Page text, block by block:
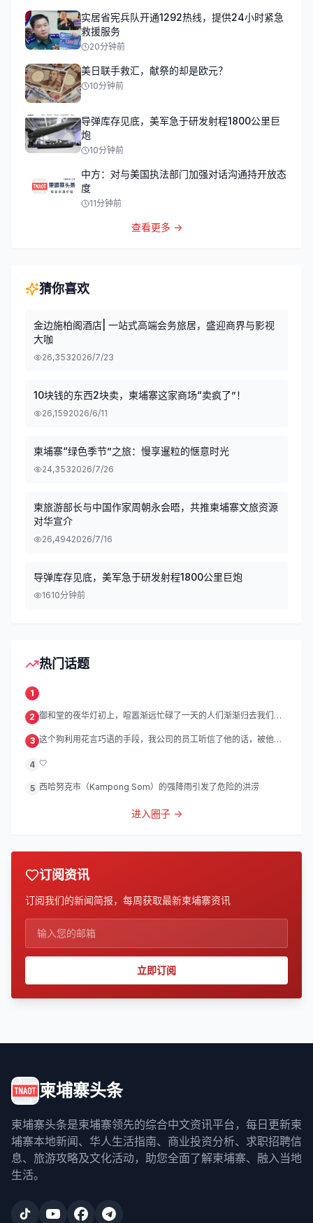
实居省宪兵队开通1292热线，提供24小时紧急
救援服务
20分钟前
美日联手救汇，献祭的却是欧元？
10分钟前
导弹库存见底，美军急于研发射程1800公里巨
炮
10分钟前
中方：对与美国执法部门加强对话沟通持开放态
度
11分钟前
查看更多 →
猜你喜欢
金边施柏阁酒店| 一站式高端会务旅居，盛迎商界与影视
大咖
26,3532026/7/23
10块钱的东西2块卖，柬埔寨这家商场“卖疯了”！
26,1592026/6/11
柬埔寨“绿色季节”之旅：慢享暹粒的惬意时光
24,3532026/7/26
柬旅游部长与中国作家周朝永会晤，共推柬埔寨文旅资源
对华宣介
26,4942026/7/16
导弹库存见底，美军急于研发射程1800公里巨炮
1610分钟前
热门话题
1
2 御和堂的夜华灯初上，喧嚣渐远忙碌了一天的人们渐渐归去我们的
3 这个狗利用花言巧语的手段，我公司的员工听信了他的话，被他带
4 🤍
5 西哈努克市（Kampong Som）的强降雨引发了危险的洪涝
进入圈子 →
订阅资讯
订阅我们的新闻简报，每周获取最新柬埔寨资讯
立即订阅
柬埔寨头条
柬埔寨头条是柬埔寨领先的综合中文资讯平台，每日更新柬
埔寨本地新闻、华人生活指南、商业投资分析、求职招聘信
息、旅游攻略及文化活动，助您全面了解柬埔寨、融入当地
生活。